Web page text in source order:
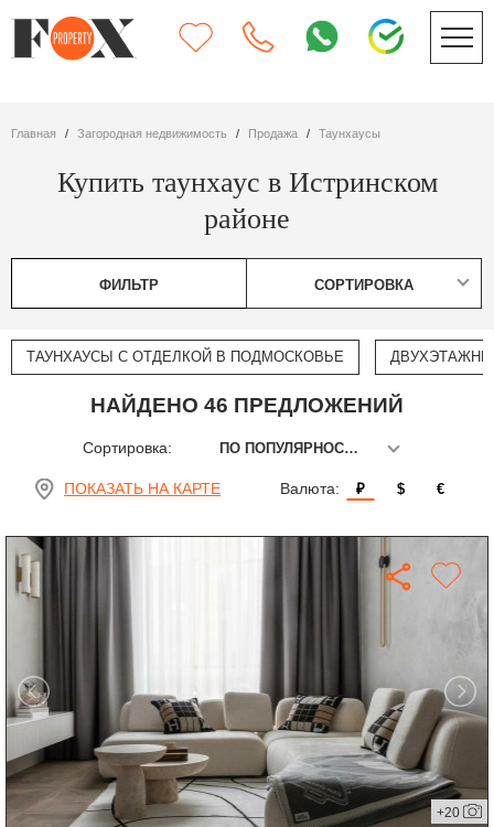
Главная Загородная недвижимость Продажа таунхаусы
Купить таунхаус в Истринском
районе
ФИЛЬТР СОРТИРОВКА
ТАУНХАУСЫ С ОТДЕЛКОЙ В ПОДМОСКОВЬЕ
НАЙДЕНО 46 ПРЕДЛОЖЕНИЙ
Сортировка: ПО ПОПУЛЯРНОСТИ
ПОКАЗАТЬ НА КАРТЕ Валюта: ₽ $ €
+20